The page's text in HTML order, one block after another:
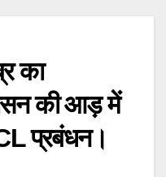
का
की आड़ में
प्रबंधन।